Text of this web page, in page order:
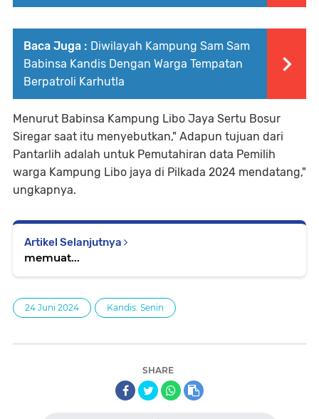
Baca Juga : Diwilayah Kampung Sam Sam
Babinsa Kandis Dengan Warga Tempatan
Berpatroli Karhutla
Menurut Babinsa Kampung Libo Jaya Sertu Bosur
Siregar saat itu menyebutkan," Adapun tujuan dari
Pantarlih adalah untuk Pemutahiran data Pemilih
warga Kampung Libo jaya di Pilkada 2024 mendatang,"
ungkapnya.
Artikel Selanjutnya
memuat...
24 Juni 2024 Kandis. Senin
SHARE